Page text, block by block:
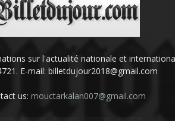
sur l'actualité nationale et
E-mail: billetdujour2018@gmail.com
us: mouctarkalan007@gmail.com